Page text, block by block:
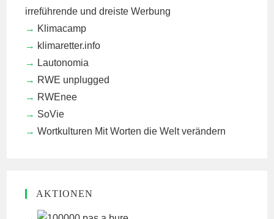
irreführende und dreiste Werbung
Klimacamp
klimaretter.info
Lautonomia
RWE unplugged
RWEnee
SoVie
Wortkulturen Mit Worten die Welt verändern
AKTIONEN